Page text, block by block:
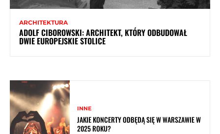
ARCHITEKTURA
ADOLF CIBOROWSKI: ARCHITEKT, KTÓRY ODBUDOWAŁ
DWIE EUROPEJSKIE STOLICE
INNE
JAKIE KONCERTY ODBĘDĄ SIĘ W WARSZAWIE W
2025 ROKU?